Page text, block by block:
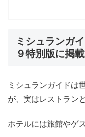
ミシュランガ
９特別版に掲載
ミシュランガイドは
が、実はレストラン
ホテルには旅館やゲ